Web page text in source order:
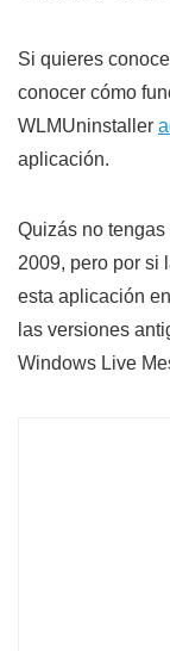
Si quieres
conocer cómo
WLMUninstaller
aplicación.
Quizás no
2009, pero por si
esta aplicación
las versiones
Windows Live